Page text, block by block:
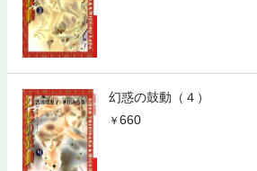
幻惑の鼓動（４）
660